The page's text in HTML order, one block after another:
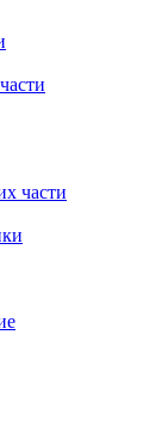
части